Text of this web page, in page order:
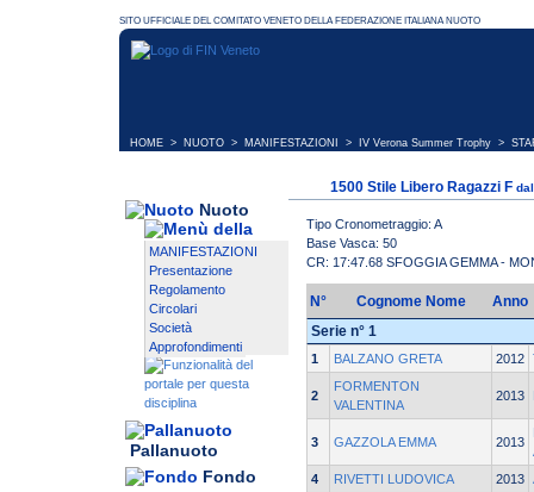
HOME > NUOTO > MANIFESTAZIONI > IV Verona Summer Trophy >
Nuoto
MANIFESTAZIONI
Presentazione
Regolamento
Circolari
Società
Approfondimenti
Pallanuoto
Fondo
1500 Stile Libero Ragazzi F
Tipo Cronometraggio: A
Base Vasca: 50
CR: 17:47.68 SFOGGIA GEMMA -
N° Cognome Nome
Anno
Serie n° 1
1 BALZANO GRETA 2012
2
FORMENTON
VALENTINA
2013
3 GAZZOLA EMMA 2013
4
RIVETTI LUDOVICA 2013